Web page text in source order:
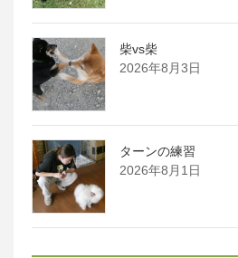
柴vs柴
2026年8月3日
ターンの練習
2026年8月1日